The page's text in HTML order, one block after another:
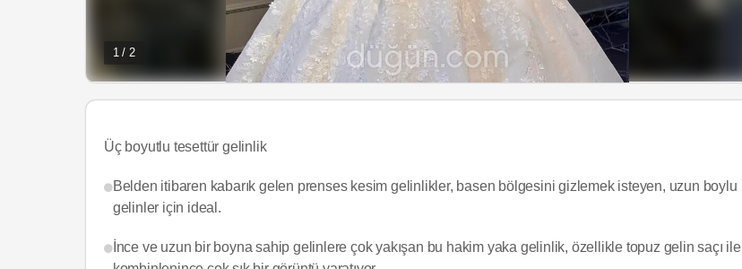
1 / 2
Üç boyutlu tesettür gelinlik
Belden itibaren kabarık gelen prenses kesim gelinlikler, basen bölgesini gizlemek isteyen, uzun boylu
gelinler için ideal.
İnce ve uzun bir boyna sahip gelinlere çok yakışan bu hakim yaka gelinlik, özellikle topuz gelin saçı ile